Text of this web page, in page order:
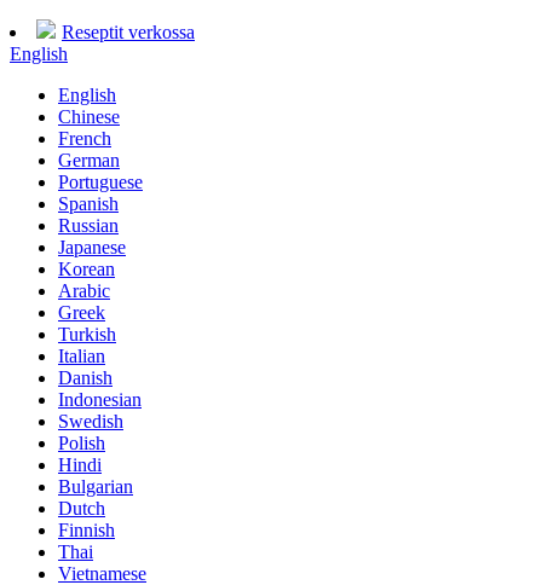
Reseptit verkossa
English
English
Chinese
French
German
Portuguese
Spanish
Russian
Japanese
Korean
Arabic
Greek
Turkish
Italian
Danish
Indonesian
Swedish
Polish
Hindi
Bulgarian
Dutch
Finnish
Thai
Vietnamese